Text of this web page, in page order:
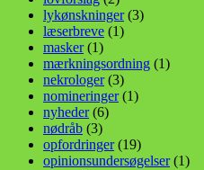
lykønskninger(3)
læserbreve (1)
masker(1)
mærkningsordning (1)
nekrologer(3)
nomineringer(1)
nyheder(6)
nødråb (3)
opfordringer(19)
opinionsundersøgelser(1)